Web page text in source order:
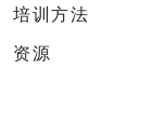
培训方法
资源